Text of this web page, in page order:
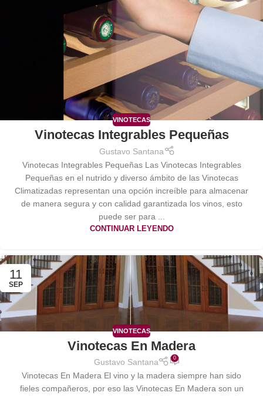
VINOTECAS
Vinotecas Integrables Pequeñas
Gustavo Santana
Vinotecas Integrables Pequeñas Las Vinotecas Integrables
Pequeñas en el nutrido y diverso ámbito de las Vinotecas
Climatizadas representan una opción increíble para almacenar
de manera segura y con calidad garantizada los vinos, esto
puede ser para ...
CONTINUAR LEYENDO
11
SEP
VINOTECAS
Vinotecas En Madera
Gustavo Santana 0
Vinotecas En Madera El vino y la madera siempre han sido
fieles compañeros, por eso las Vinotecas En Madera son un